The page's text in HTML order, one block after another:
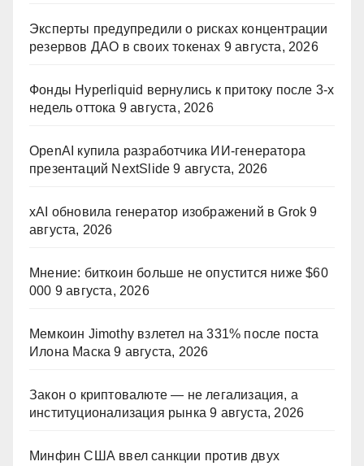
Эксперты предупредили о рисках концентрации
резервов ДАО в своих токенах 9 августа, 2026
Фонды Hyperliquid вернулись к притоку после 3-х
недель оттока 9 августа, 2026
OpenAI купила разработчика ИИ-генератора
презентаций NextSlide 9 августа, 2026
xAI обновила генератор изображений в Grok 9
августа, 2026
Мнение: биткоин больше не опустится ниже $60
000 9 августа, 2026
Мемкоин Jimothy взлетел на 331% после поста
Илона Маска 9 августа, 2026
Закон о криптовалюте — не легализация, а
институционализация рынка 9 августа, 2026
Минфин США ввел санкции против двух